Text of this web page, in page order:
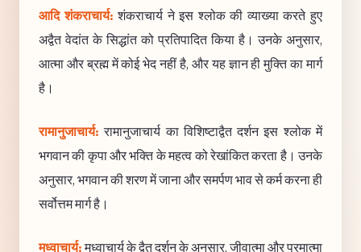
आदि शंकराचार्य: शंकराचार्य ने इस श्लोक की व्याख्या करते हुए
अद्वैत वेदांत के सिद्धांत को प्रतिपादित किया है। उनके अनुसार,
आत्मा और ब्रह्म में कोई भेद नहीं है, और यह ज्ञान ही मुक्ति का मार्ग
है।
रामानुजाचार्य: रामानुजाचार्य का विशिष्टाद्वैत दर्शन इस श्लोक में
भगवान की कृपा और भक्ति के महत्व को रेखांकित करता है। उनके
अनुसार, भगवान की शरण में जाना और समर्पण भाव से कर्म करना ही
सर्वोत्तम मार्ग है।
मध्वाचार्य:मध्वाचार्य के द्वैत दर्शन के अनुसार, जीवात्मा और परमात्मा